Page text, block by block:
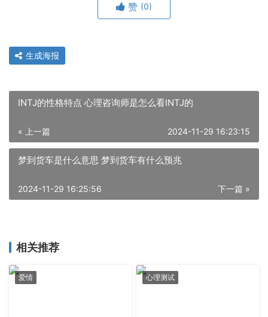
赞 (0)
生成海报
INTJ的性格特点 心理咨询师是怎么看INTJ的
« 上一篇 2024-11-29 16:23:15
梦到货车是什么意思 梦到货车有什么预兆
下一篇 »
2024-11-29 16:25:56
相关推荐
爱情 心理测试